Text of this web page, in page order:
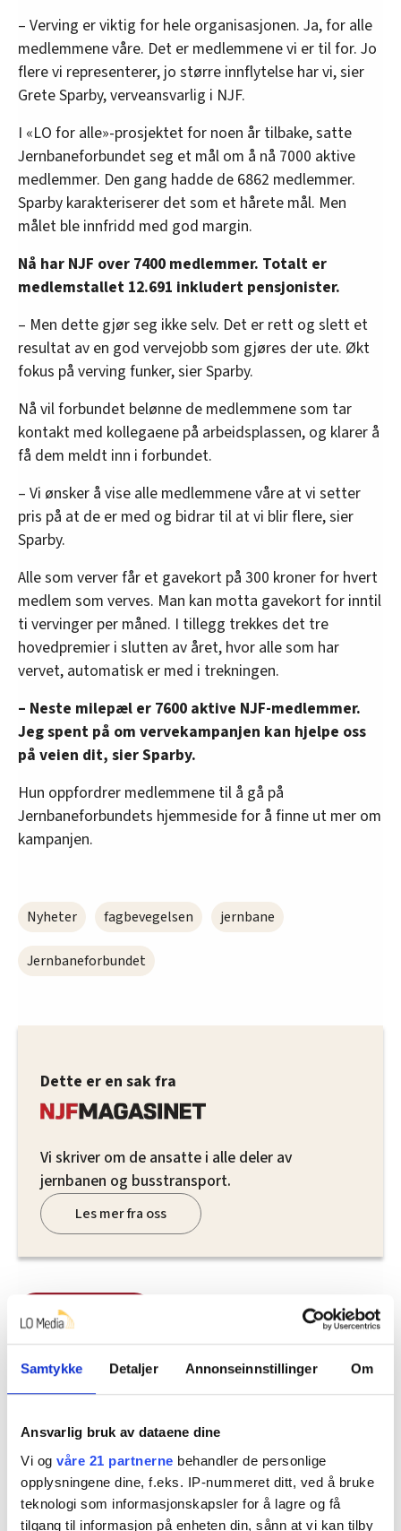
Samtykke Detaljer Annonseinnstillinger Om
Ansvarlig bruk av dataene dine
Vi og våre 21 partnerne behandler de personlige
opplysningene dine, f.eks. IP-nummeret ditt, ved å bruke
teknologi som informasjonskapsler for å lagre og få
tilgang til informasjon på enheten din, sånn at vi kan tilby
– Verving er viktig for hele organisasjonen. Ja, for alle
medlemmene våre. Det er medlemmene vi er til for. Jo
flere vi representerer, jo større innflytelse har vi, sier
Grete Sparby, verveansvarlig i NJF.
I «LO for alle»-prosjektet for noen år tilbake, satte
Jernbaneforbundet seg et mål om å nå 7000 aktive
medlemmer. Den gang hadde de 6862 medlemmer.
Sparby karakteriserer det som et hårete mål. Men
målet ble innfridd med god margin.
Nå har NJF over 7400 medlemmer. Totalt er
medlemstallet 12.691 inkludert pensjonister.
– Men dette gjør seg ikke selv. Det er rett og slett et
resultat av en god vervejobb som gjøres der ute. Økt
fokus på verving funker, sier Sparby.
Nå vil forbundet belønne de medlemmene som tar
kontakt med kollegaene på arbeidsplassen, og klarer å
få dem meldt inn i forbundet.
– Vi ønsker å vise alle medlemmene våre at vi setter
pris på at de er med og bidrar til at vi blir flere, sier
Sparby.
Alle som verver får et gavekort på 300 kroner for hvert
medlem som verves. Man kan motta gavekort for inntil
ti vervinger per måned. I tillegg trekkes det tre
hovedpremier i slutten av året, hvor alle som har
vervet, automatisk er med i trekningen.
– Neste milepæl er 7600 aktive NJF-medlemmer.
Jeg spent på om vervekampanjen kan hjelpe oss
på veien dit, sier Sparby.
Hun oppfordrer medlemmene til å gå på
Jernbaneforbundets hjemmeside for å finne ut mer om
kampanjen.
Nyheter fagbevegelsen jernbane
Jernbaneforbundet
Dette er en sak fra
Vi skriver om de ansatte i alle deler av
jernbanen og busstransport.
Les mer fra oss
Del artikkel